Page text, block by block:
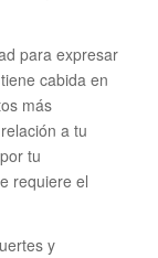
para expresar
cabida en
más
a tu
tu
requiere el
y